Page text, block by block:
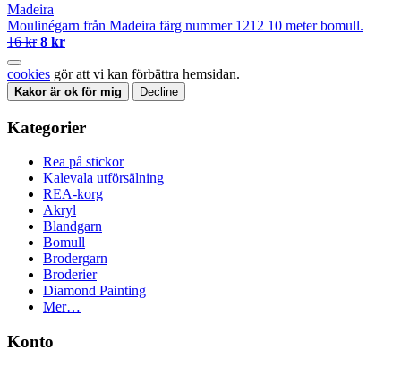
Madeira
Moulinégarn från Madeira färg nummer 1212 10 meter bomull.
16 kr 8 kr
cookies gör att vi kan förbättra hemsidan.
Kakor är ok för mig Decline
Kategorier
Rea på stickor
Kalevala utförsälning
REA-korg
Akryl
Blandgarn
Bomull
Brodergarn
Broderier
Diamond Painting
Mer…
Konto